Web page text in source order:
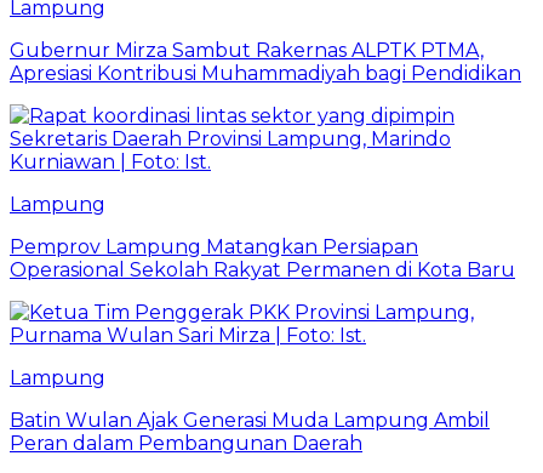
Lampung
Gubernur Mirza Sambut Rakernas ALPTK PTMA,
Apresiasi Kontribusi Muhammadiyah bagi Pendidikan
Lampung
Pemprov Lampung Matangkan Persiapan
Operasional Sekolah Rakyat Permanen di Kota Baru
Lampung
Batin Wulan Ajak Generasi Muda Lampung Ambil
Peran dalam Pembangunan Daerah